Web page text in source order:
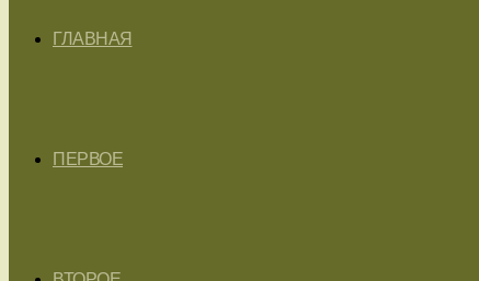
ГЛАВНАЯ
ПЕРВОЕ